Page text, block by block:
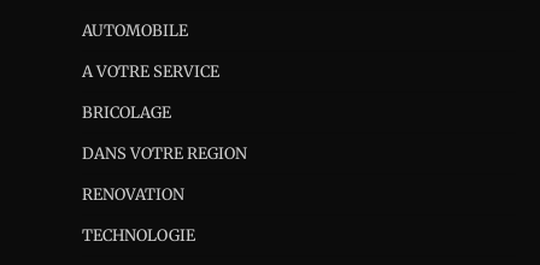
AUTOMOBILE
A VOTRE SERVICE
BRICOLAGE
DANS VOTRE REGION
RENOVATION
TECHNOLOGIE